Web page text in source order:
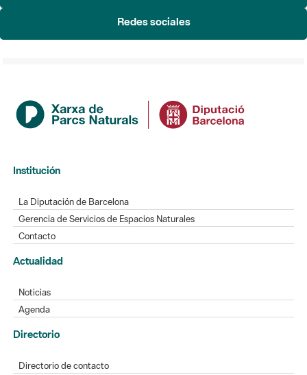
Redes sociales
Institución
La Diputación de Barcelona
Gerencia de Servicios de Espacios Naturales
Contacto
Actualidad
Noticias
Agenda
Directorio
Directorio de contacto